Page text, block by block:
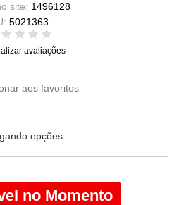
site: 1496128
5021363
avaliações
aos favoritos
opções..
no Momento